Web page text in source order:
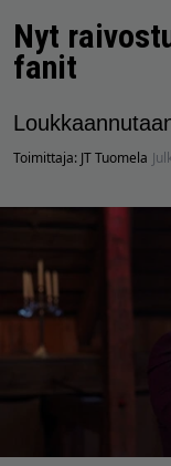
Nyt
fanit
Toimittaja: JT Tuomela